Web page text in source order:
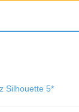
Silhouette 5*